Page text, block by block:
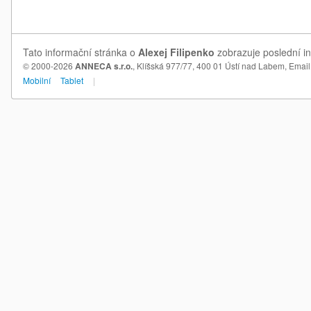
Tato informační stránka o Alexej Filipenko zobrazuje poslední
© 2000-2026 ANNECA s.r.o., Klíšská 977/77, 400 01 Ústí nad Labem,
Mobilní
Tablet |